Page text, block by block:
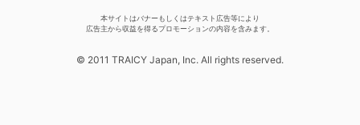
本サイトはバナーもしくはテキスト広告等により
広告主から収益を得るプロモーションの内容を含みます。
© 2011 TRAICY Japan, Inc. All rights reserved.